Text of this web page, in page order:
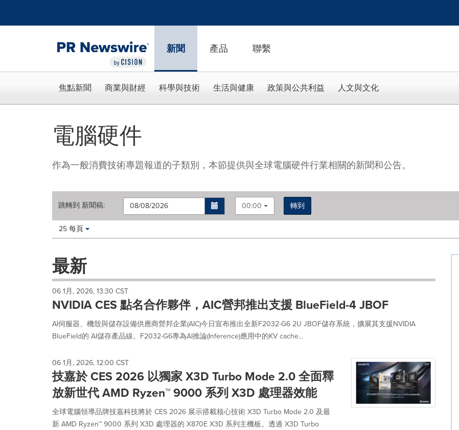
新聞 產品 聯繫
焦點新聞 商業與財經 科學與技術 生活與健康 政策與公共利益 人文與文化
電腦硬件
作為一般消費技術專題報道的子類別，本節提供與全球電腦硬件行業相關的新聞和公告。
跳轉到 新聞稿: 00:00
轉到
Making
with
these
dropdown
cause
content
this
page
change.
News
listings
will
update
as
each
Items per page:
25 每頁
最新
06 1月, 2026, 13:30 CST
NVIDIA CES 點名合作夥伴，AIC營邦推出支援 BlueField-4 JBOF
AI伺服器、機殼與儲存設備供應商營邦企業(AIC)今日宣布推出全新F2032-G6 2U JBOF儲存系統，擴展其支援NVIDIA
BlueField的 AI儲存產品線。F2032-G6專為AI推論(Inference)應用中的KV cache...
06 1月, 2026, 12:00 CST
技嘉於 CES 2026 以獨家 X3D Turbo Mode 2.0 全面釋
放新世代 AMD Ryzen™ 9000 系列 X3D 處理器效能
全球電腦領導品牌技嘉科技將於 CES 2026 展示搭載核心技術 X3D Turbo Mode 2.0 及最
新 AMD Ryzen™ 9000 系列 X3D 處理器的 X870E X3D 系列主機板。透過 X3D Turbo